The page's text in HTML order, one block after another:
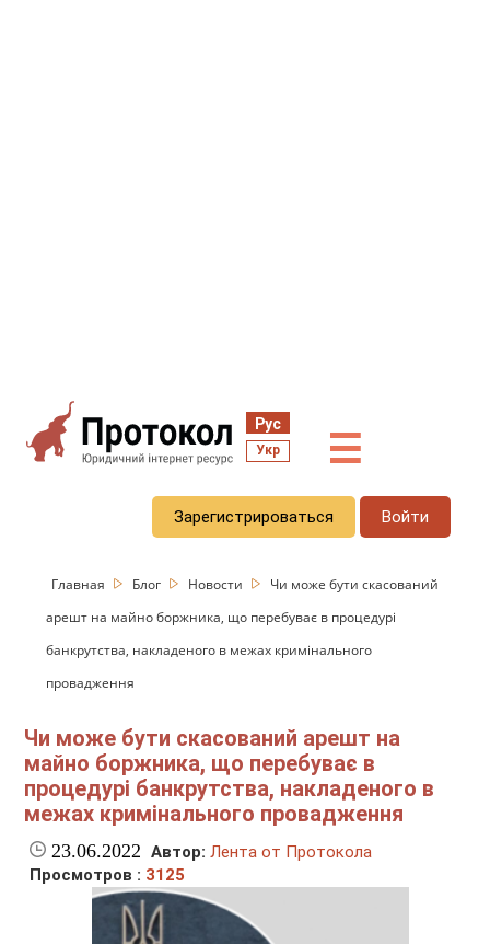
Рус
Укр ☰
Зарегистрироваться Войти
Главная Блог Новости
Чи може бути скасований
арешт на майно боржника, що перебуває в процедурі
банкрутства, накладеного в межах кримінального
провадження
Чи може бути скасований арешт на
майно боржника, що перебуває в
процедурі банкрутства, накладеного в
межах кримінального провадження
23.06.2022 Автор: Лента от Протокола
Просмотров : 3125